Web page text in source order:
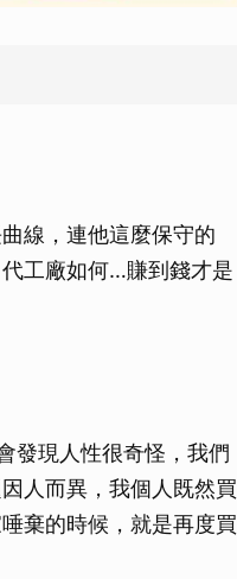
線，連他這麼保守的
工廠如何…賺到錢才是
發現人性很奇怪，我們
人而異，我個人既然買
棄的時候，就是再度買